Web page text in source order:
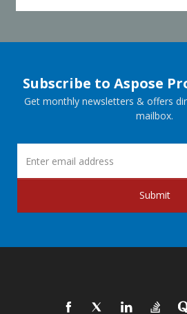
Subscribe to Aspose
Get monthly newsletters & offers
mailbox.
Submit